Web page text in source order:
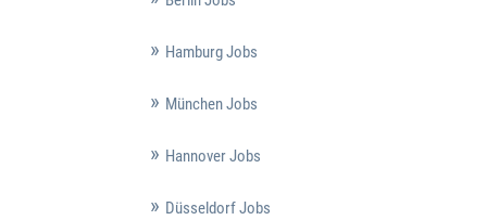
Hamburg Jobs
München Jobs
Hannover Jobs
Düsseldorf Jobs